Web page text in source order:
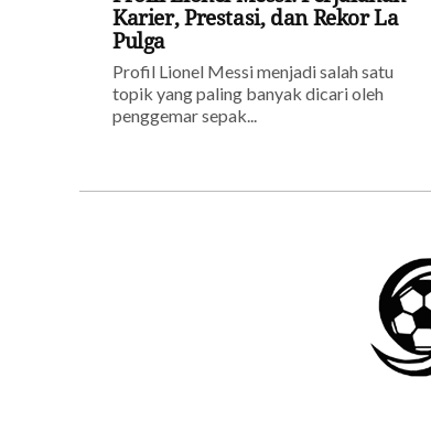
Karier, Prestasi, dan Rekor La
Pulga
Profil Lionel Messi menjadi salah satu
topik yang paling banyak dicari oleh
penggemar sepak...